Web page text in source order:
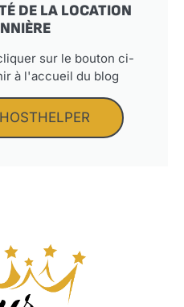
DE LA LOCATION
sur le bouton ci-
à l'accueil du blog